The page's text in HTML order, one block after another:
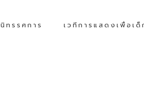
นิทรรศการ เวทีการแสดงเพื่อเด็